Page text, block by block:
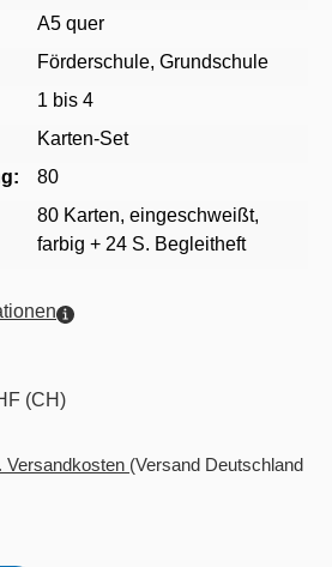
A5 quer
Förderschule, Grundschule
1 bis 4
Karten-Set
80
80 Karten, eingeschweißt,
farbig + 24 S. Begleitheft
(CH)
Versandkosten (Versand Deutschland